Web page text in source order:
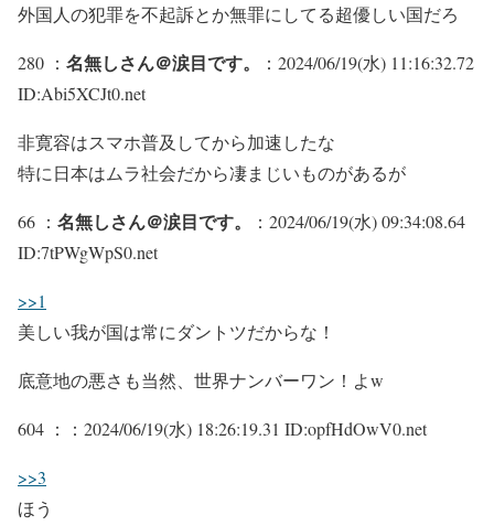
外国人の犯罪を不起訴とか無罪にしてる超優しい国だろ
280 ： 名無しさん＠涙目です。
：2024/06/19(水) 11:16:32.72
ID:Abi5XCJt0.net
非寛容はスマホ普及してから加速したな
特に日本はムラ社会だから凄まじいものがあるが
66 ： 名無しさん＠涙目です。
：2024/06/19(水) 09:34:08.64
ID:7tPWgWpS0.net
>>1
美しい我が国は常にダントツだからな！
底意地の悪さも当然、世界ナンバーワン！よw
604 ： ：2024/06/19(水) 18:26:19.31 ID:opfHdOwV0.net
>>3
ほう